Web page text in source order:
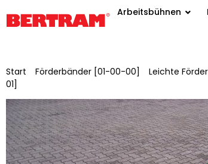
Arbeitsbühnen
Start Förderbänder [01-00-00] Leichte
01]